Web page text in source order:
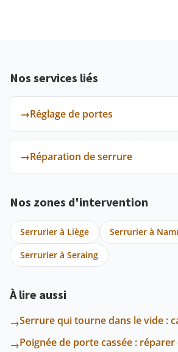
Nos services liés
→Réglage de portes
→Réparation de serrure
Nos zones d'intervention
Serrurier à Liège
Serrurier à
Serrurier à Seraing
À lire aussi
→Serrure qui tourne dans le vide :
→Poignée de porte cassée :